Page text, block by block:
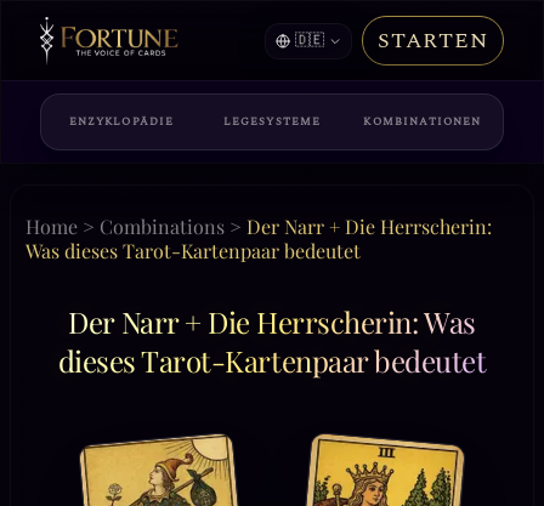
🇩🇪 STARTEN
ENZYKLOPÄDIE LEGESYSTEME KOMBINATIONEN
Home > Combinations > Der Narr + Die Herrscherin:
Was dieses Tarot-Kartenpaar bedeutet
Der Narr + Die Herrscherin: Was
dieses Tarot-Kartenpaar bedeutet